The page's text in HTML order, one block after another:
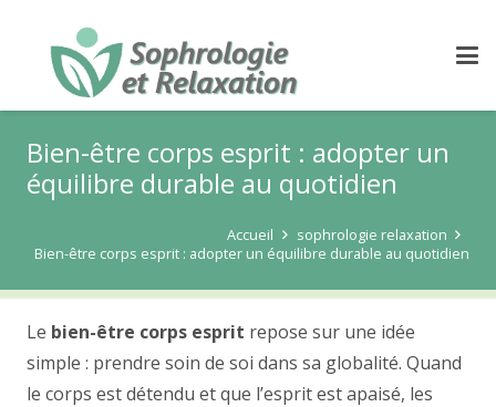
Bien-être corps esprit : adopter un
équilibre durable au quotidien
Accueil
sophrologie relaxation
Bien-être corps esprit : adopter un équilibre durable au quotidien
Le bien-être corps esprit repose sur une idée
simple : prendre soin de soi dans sa globalité. Quand
le corps est détendu et que l’esprit est apaisé, les